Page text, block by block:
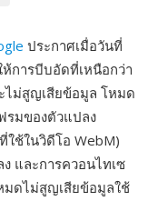
ประกาศเมื่อวันที่
การบีบอัดที่เหนือกว่า
ไม่สูญเสียข้อมูล โหมด
รมของตัวแปลง
ช้ในวิดีโอ WebM)
และการควอนไทเซ
มดไม่สูญเสียข้อมูลใช้